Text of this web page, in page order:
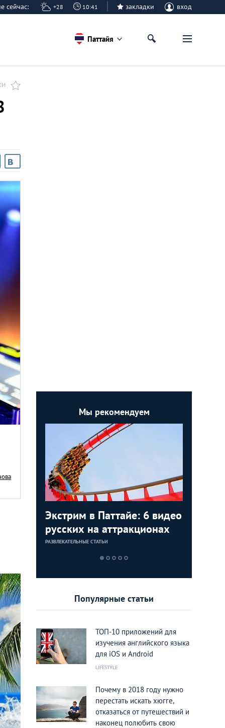
сейчас: +28 10:41 закладки вход
Паттайя
Мы рекомендуем
Экстрим в Паттайе: 6 видео
русских на аттракционах
РАЗВЛЕКАТЕЛЬНЫЕ СТАТЬИ
Популярные статьи
ТОП-10 приложений для
изучения английского языка
для iOS и Android
LIFESTYLE
Почему в 2018 году нужно
перестать искать хюгге,
отказаться от путешествий и
наконец полюбить свою